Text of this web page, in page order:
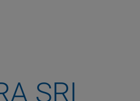
SRL